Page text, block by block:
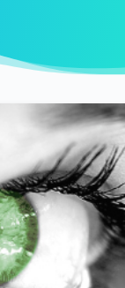
Loing 77167
77970
Barcy 77910
Bazoches-
Martin 77560
Gâtinais 77890
Beauvoir
Bernay-Vilbert
77320
Blennes 77940
Bois-le-Roi